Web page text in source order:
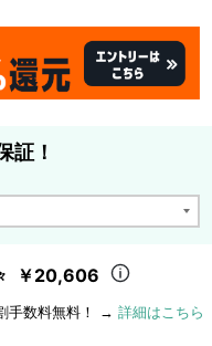
証！
￥20,606
手数料無料！ → 詳細はこちら